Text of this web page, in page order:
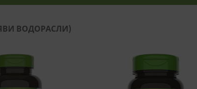
ВОДОРАСЛИ)